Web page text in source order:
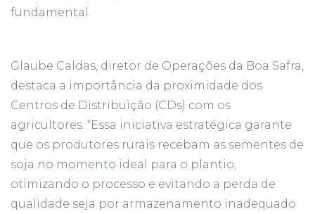
fundamental.
Glaube Caldas, diretor de Operações da Boa Safra,
destaca a importância da proximidade dos
Centros de Distribuição (CDs) com os
agricultores. “Essa iniciativa estratégica garante
que os produtores rurais recebam as sementes de
soja no momento ideal para o plantio,
otimizando o processo e evitando a perda de
qualidade seja por armazenamento inadequado